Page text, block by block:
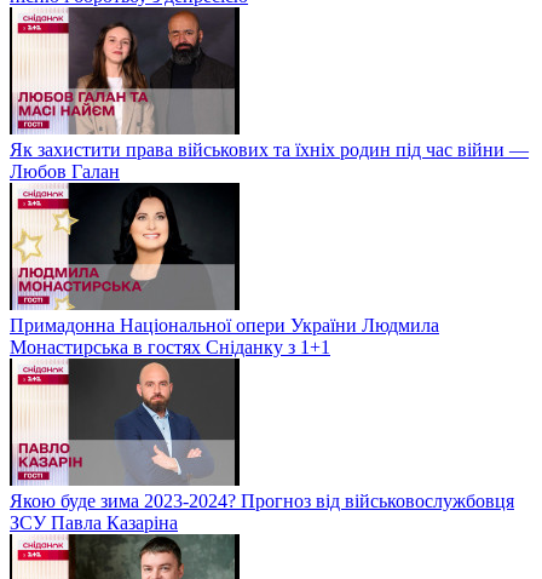
Як захистити права військових та їхніх родин під час війни —
Любов Галан
Примадонна Національної опери України Людмила
Монастирська в гостях Сніданку з 1+1
Якою буде зима 2023-2024? Прогноз від військовослужбовця
ЗСУ Павла Казаріна